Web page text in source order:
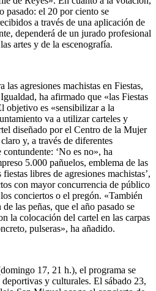
pasado: el 20 por ciento se
a través de una aplicación de
dependerá de un jurado profesional
artes y de la escenografía.
las agresiones machistas en Fiestas,
ha afirmado que «las Fiestas
objetivo es «sensibilizar a la
va a utilizar carteles y
diseñado por el Centro de la Mujer
y, a través de diferentes
‘No es no», ha
5.000 pañuelos, emblema de las
libres de agresiones machistas’,
con mayor concurrencia de público
conciertos o el pregón. «También
las peñas, que el año pasado se
la colocación del cartel en las carpas
pulseras», ha añadido.
17, 21 h.), el programa se
y culturales. El sábado 23,